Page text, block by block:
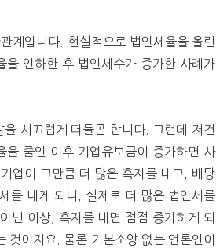
계입니다. 현실적으로 법인세율을 올린
을 인하한 후 법인세수가 증가한 사례가
을 시끄럽게 떠들곤 합니다. 그런데 저건
을 줄인 이후 기업유보금이 증가하면 사
업이 그만큼 더 많은 흑자를 내고, 배당
를 내게 되니, 실제로 더 많은 법인세를
닌 이상, 흑자를 내면 점점 증가하게 되
이지요. 물론 기본소양 없는 언론인이